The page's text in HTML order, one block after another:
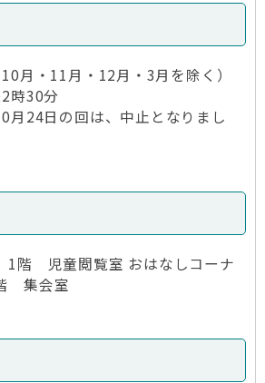
月・11月・12月・3月を除く）
時30分
月24日の回は、中止となりまし
階 児童閲覧室 おはなしコーナ
集会室